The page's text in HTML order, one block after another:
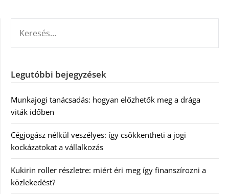
Legutóbbi bejegyzések
Munkajogi tanácsadás: hogyan előzhetők meg a drága
viták időben
Cégjogász nélkül veszélyes: így csökkentheti a jogi
kockázatokat a vállalkozás
Kukirin roller részletre: miért éri meg így finanszírozni a
közlekedést?